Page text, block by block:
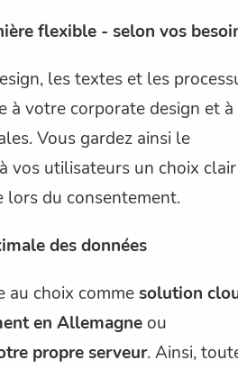
flexible - selon vos
les textes et les
à votre corporate design et à
Vous gardez ainsi le
vos utilisateurs un choix clair
lors du consentement.
des données
au choix commesolution
en Allemagne ou
propre serveur. Ainsi,